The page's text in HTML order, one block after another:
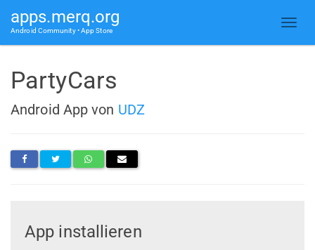
apps.merq.org
Android Community • App Store
PartyCars
Android App von UDZ
App installieren